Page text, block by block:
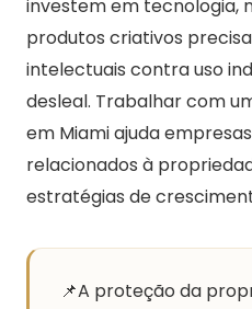
investem em tecnologia,
produtos criativos
intelectuais contra uso
desleal. Trabalhar com
em Miami ajuda
relacionados à
estratégias de
📌A proteção da